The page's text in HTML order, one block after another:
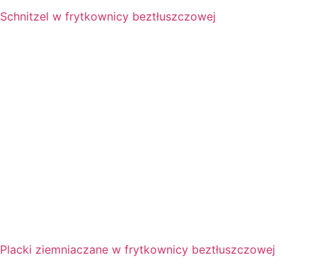
Schnitzel w frytkownicy beztłuszczowej
Placki ziemniaczane w frytkownicy beztłuszczowej